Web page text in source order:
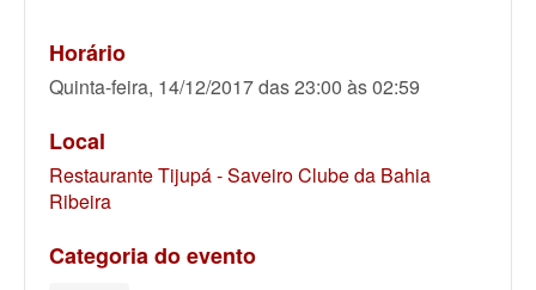
Horário
Quinta-feira, 14/12/2017 das 23:00 às 02:59
Local
Restaurante Tijupá - Saveiro Clube da Bahia
Ribeira
Categoria do evento